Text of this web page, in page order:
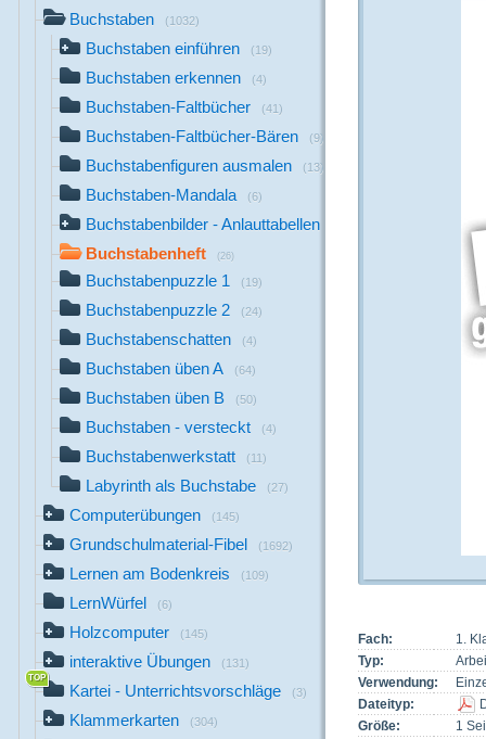
Buchstaben (1032)
Buchstaben einführen (19)
Buchstaben erkennen (4)
Buchstaben-Faltbücher (41)
Buchstaben-Faltbücher-Bären (9)
Buchstabenfiguren ausmalen (13)
Buchstaben-Mandala (6)
Buchstabenbilder - Anlauttabellen
Buchstabenheft (26)
Buchstabenpuzzle 1 (19)
Buchstabenpuzzle 2 (24)
Buchstabenschatten (4)
Buchstaben üben A (64)
Buchstaben üben B (50)
Buchstaben - versteckt (4)
Buchstabenwerkstatt (11)
Labyrinth als Buchstabe (27)
Computerübungen (145)
Grundschulmaterial-Fibel (1692)
Lernen am Bodenkreis (109)
LernWürfel (6)
Holzcomputer (145)
interaktive Übungen (131)
Kartei - Unterrichtsvorschläge (3)
Klammerkarten (304)
Fach:
1.
Typ:
Verwendung:
Dateityp:
Größe:
1